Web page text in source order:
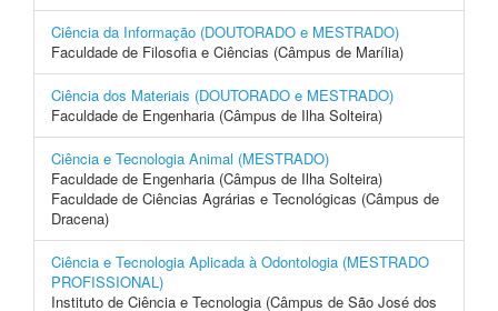
Ciência da Informação (DOUTORADO e MESTRADO)
Faculdade de Filosofia e Ciências (Câmpus de Marília)
Ciência dos Materiais (DOUTORADO e MESTRADO)
Faculdade de Engenharia (Câmpus de Ilha Solteira)
Ciência e Tecnologia Animal (MESTRADO)
Faculdade de Engenharia (Câmpus de Ilha Solteira)
Faculdade de Ciências Agrárias e Tecnológicas (Câmpus de
Dracena)
Ciência e Tecnologia Aplicada à Odontologia (MESTRADO
PROFISSIONAL)
Instituto de Ciência e Tecnologia (Câmpus de São José dos